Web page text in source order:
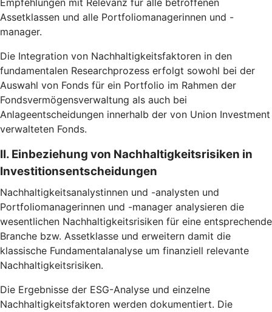
Empfehlungen mit Relevanz für alle betroffenen
Assetklassen und alle Portfoliomanagerinnen und -
manager.
Die Integration von Nachhaltigkeitsfaktoren in den
fundamentalen Researchprozess erfolgt sowohl bei der
Auswahl von Fonds für ein Portfolio im Rahmen der
Fondsvermögensverwaltung als auch bei
Anlageentscheidungen innerhalb der von Union Investment
verwalteten Fonds.
II. Einbeziehung von Nachhaltigkeitsrisiken in
Investitionsentscheidungen
Nachhaltigkeitsanalystinnen und -analysten und
Portfoliomanagerinnen und -manager analysieren die
wesentlichen Nachhaltigkeitsrisiken für eine entsprechende
Branche bzw. Assetklasse und erweitern damit die
klassische Fundamentalanalyse um finanziell relevante
Nachhaltigkeitsrisiken.
Die Ergebnisse der ESG-Analyse und einzelne
Nachhaltigkeitsfaktoren werden dokumentiert. Die